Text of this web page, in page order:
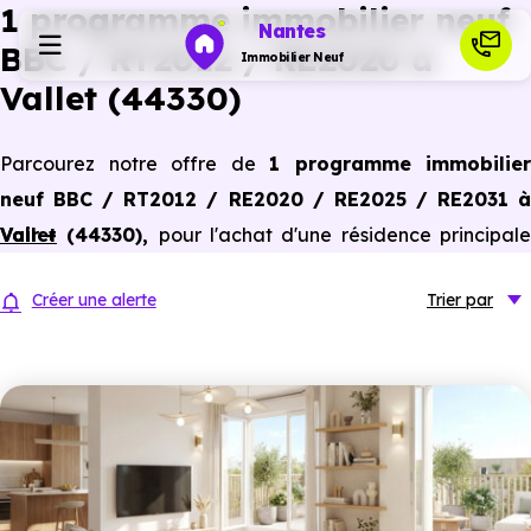
Nantes
Immobilier Neuf
Investir
Ressources
Financer
1 programme immobilier neuf
BBC / RT2012 / RE2020 à
Vallet (44330)
Parcourez notre offre de 1 programme immobilier
neuf BBC / RT2012 / RE2020 / RE2025 / RE2031 à
Vallet (44330), pour l'achat d'une résidence principale
normes de performances énergétiques, pour un gain
Voir +
Créer une alerte Trier par